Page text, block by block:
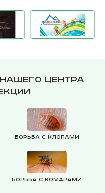
центра
Борьба с клопами
Борьба с комарами